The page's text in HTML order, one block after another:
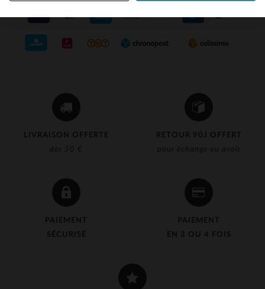
LIVRAISON OFFERTE
dès 50 €
RETOUR 90J OFFERT
pour échange ou avoir
PAIEMENT
SÉCURISÉ
PAIEMENT
EN 3 OU 4 FOIS